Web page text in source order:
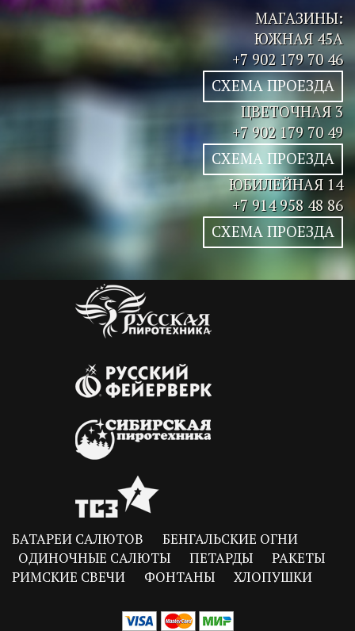
МАГАЗИНЫ:
ЮЖНАЯ 45А
+7 902 179 70 46
СХЕМА ПРОЕЗДА
ЦВЕТОЧНАЯ 3
+7 902 179 70 49
СХЕМА ПРОЕЗДА
ЮБИЛЕЙНАЯ 14
+7 914 958 48 86
СХЕМА ПРОЕЗДА
БАТАРЕИ САЛЮТОВ
БЕНГАЛЬСКИЕ ОГНИ
ОДИНОЧНЫЕ САЛЮТЫ
ПЕТАРДЫ
РАКЕТЫ
РИМСКИЕ СВЕЧИ
ФОНТАНЫ ХЛОПУШКИ